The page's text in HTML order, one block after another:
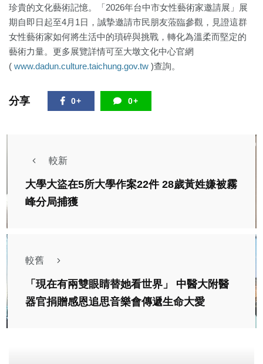
珍貴的文化藝術記憶。「2026年台中市女性藝術家邀請展」展
期自即日起至4月1日，誠摯邀請市民朋友蒞臨參觀，見證這群
女性藝術家如何將生活中的瑣碎與挑戰，轉化為溫柔而堅定的
藝術力量。更多展覽詳情可至大墩文化中心官網
( www.dadun.culture.taichung.gov.tw )查詢。
分享 0+ 0+
較新
大學大盜在5所大學作案22件 28歲黃姓嫌被霧
峰分局捕獲
較舊
「現在有兩雙眼睛替她看世界」 中醫大附醫
器官捐贈感恩追思音樂會傳遞生命大愛